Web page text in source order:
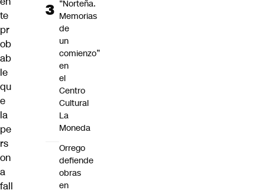
te
pr
ob
ab
le
qu
e
la
pe
rs
on
a
fall
“Norteña.
Memorias
de
un
comienzo”
en
el
Centro
Cultural
La
Moneda
Orrego
defiende
obras
en